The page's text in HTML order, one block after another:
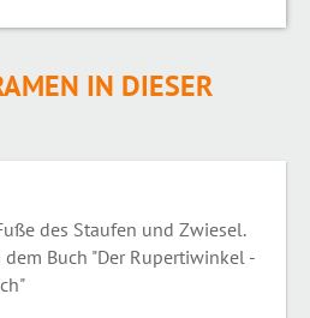
IN DIESER
des Staufen und Zwiesel.
dem Buch "Der Rupertiwinkel -